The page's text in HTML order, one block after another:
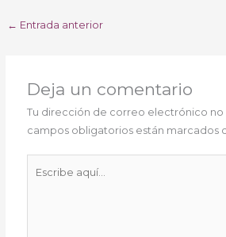
← Entrada anterior
Deja un comentario
Tu dirección de correo electrónico no
campos obligatorios están marcados